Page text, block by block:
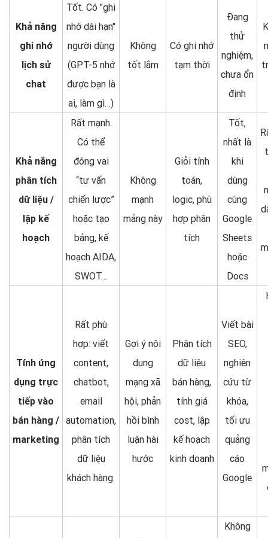
Khả năng
ghi nhớ
lịch sử
chat
Tốt. Có "ghi
nhớ dài hạn"
người dùng
(GPT-5 nhớ
được bạn là
ai, làm gì…)
Không
tốt lắm
Có ghi nhớ
tạm thời
Đang
thử
nghiệm,
chưa ổn
định
Khả năng
phân tích
dữ liệu /
lập kế
hoạch
Rất mạnh.
Có thể
đóng vai
“tư vấn
chiến lược”
hoặc tạo
bảng, kế
hoạch AIDA,
SWOT…
Không
mạnh
mảng này
Giỏi tính
toán,
logic, phù
hợp phân
tích
Tốt,
nhất là
khi
dùng
cùng
Google
Sheets
hoặc
Docs
Tính ứng
dụng trực
tiếp vào
bán hàng /
marketing
Rất phù
hợp: viết
content,
chatbot,
email
automation,
phân tích
dữ liệu
khách hàng.
Gợi ý nội
dung
mạng xã
hội, phản
hồi bình
luận hài
hước
Phân tích
dữ liệu
bán hàng,
tính giá
cost, lập
kế hoạch
kinh doanh
Viết bài
SEO,
nghiên
cứu từ
khóa,
tối ưu
quảng
cáo
Google
Không